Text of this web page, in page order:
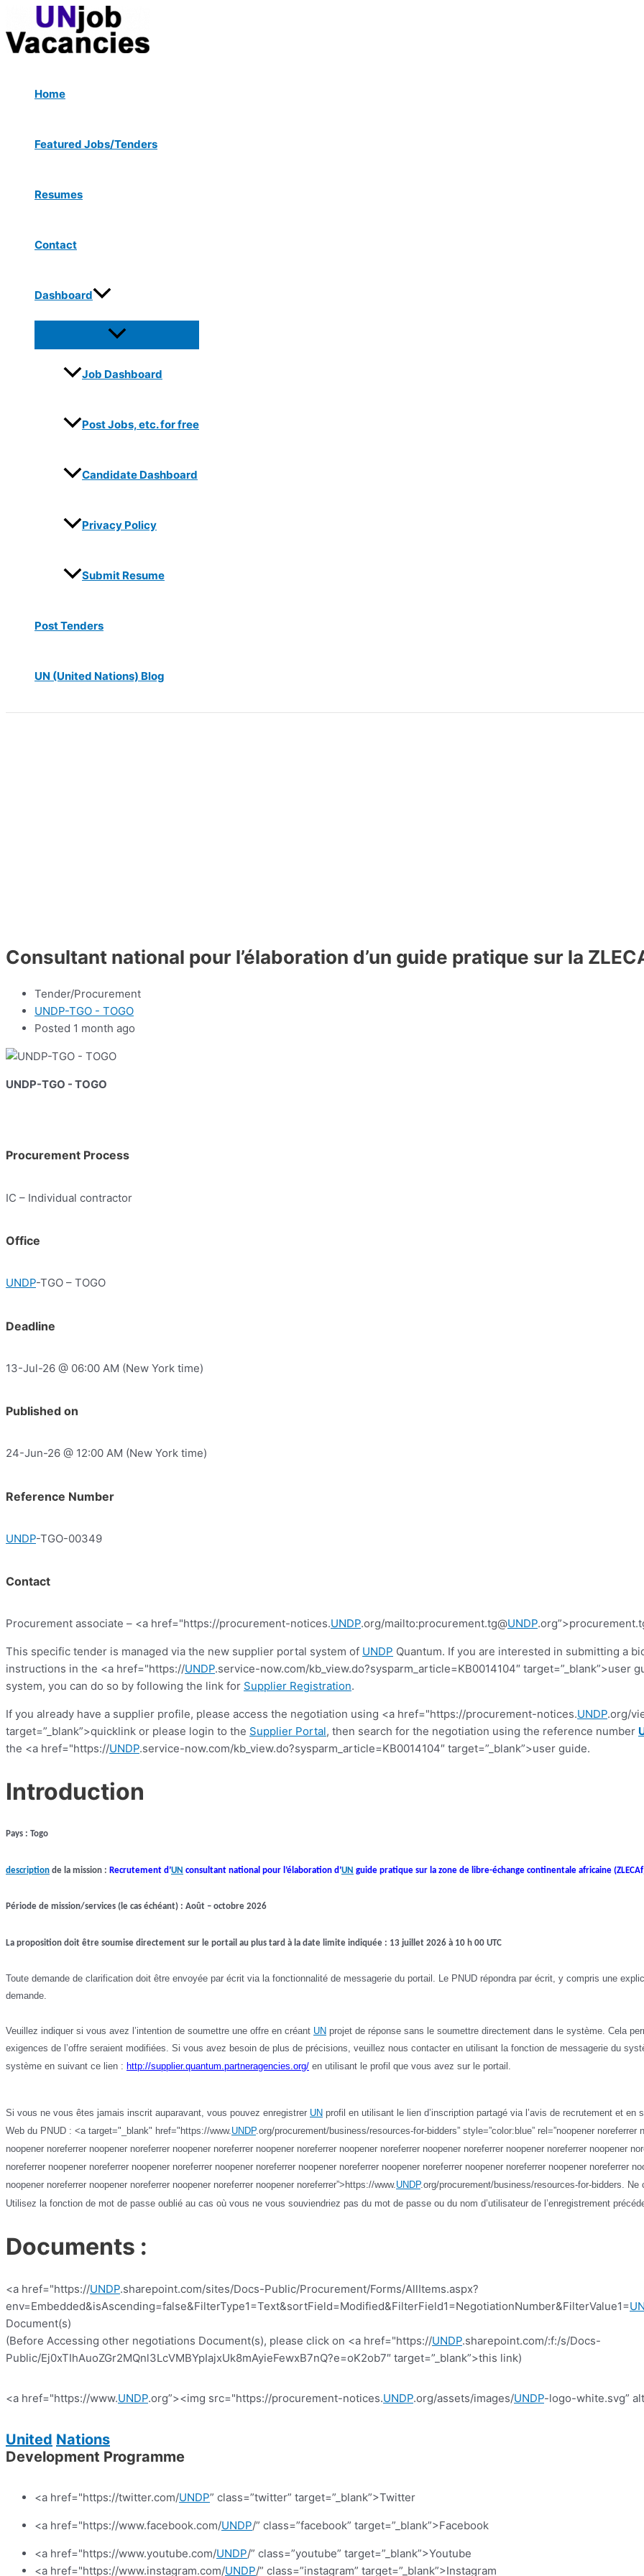
content
Home
Featured Jobs/Tenders
Resumes
Contact
Dashboard
Menu
Toggle
Job Dashboard
Post Jobs, etc. for free
Candidate Dashboard
Privacy Policy
Submit Resume
Post Tenders
UN (United Nations) Blog
Consultant national pour l’élaboration d’un guide pratique sur la
Tender/Procurement
UNDP-TGO - TOGO
Posted 1 month ago
UNDP-TGO - TOGO
Procurement Process
IC – Individual contractor
Office
UNDP-TGO – TOGO
Deadline
13-Jul-26 @ 06:00 AM (New York time)
Published on
24-Jun-26 @ 12:00 AM (New York time)
Reference Number
UNDP-TGO-00349
Contact
Procurement associate – <a href="https://procurement-notices.UNDP.org/mailto:procurement.tg@UNDP
This specific tender is managed via the new supplier portal system of UNDP Quantum. If you are interested in submitting a
instructions in the <a href="https://UNDP.service-now.com/kb_view.do?sysparm_article=KB0014104″
system, you can do so by following the link for Supplier Registration.
If you already have a supplier profile, please access the negotiation using <a href="https://procurement-notices.UNDP.org/
target=”_blank”>quicklink or please login to the Supplier Portal, then search for the negotiation using the reference number
the <a href="https://UNDP.service-now.com/kb_view.do?sysparm_article=KB0014104″ target=”_blank”>user guide.
Introduction
Pays : Togo
description de la mission : Recrutement d’UN consultant national pour l’élaboration d’UN guide pratique sur la zone de libre-échange continentale africaine
Période de mission/services (le cas échéant) : Août – octobre 2026
La proposition doit être soumise directement sur le portail au plus tard à la date limite indiquée : 13 juillet 2026 à 10 h 00 UTC
Toute demande de clarification doit être envoyée par écrit via la fonctionnalité de messagerie du portail. Le PNUD répondra par écrit, y compris une
demande.
Veuillez indiquer si vous avez l’intention de soumettre une offre en créant UN projet de réponse sans le soumettre directement dans le système. Cela
exigences de l’offre seraient modifiées. Si vous avez besoin de plus de précisions, veuillez nous contacter en utilisant la fonction de messagerie du
système en suivant ce lien : http://supplier.quantum.partneragencies.org/ en utilisant le profil que vous avez sur le portail.
Si vous ne vous êtes jamais inscrit auparavant, vous pouvez enregistrer UN profil en utilisant le lien d’inscription partagé via l’avis de recrutement et
Web du PNUD : <a target="_blank" href="https://www.UNDP.org/procurement/business/resources-for-bidders” style=”color:blue” rel=”noopener
noopener noreferrer noopener noreferrer noopener noreferrer noopener noreferrer noopener noreferrer noopener noreferrer noopener noreferrer noopener
noreferrer noopener noreferrer noopener noreferrer noopener noreferrer noopener noreferrer noopener noreferrer noopener noreferrer noopener noreferrer
noopener noreferrer noopener noreferrer noopener noreferrer noopener noreferrer”>https://www.UNDP.org/procurement/business/resources-for-bidders.
Utilisez la fonction de mot de passe oublié au cas où vous ne vous souviendriez pas du mot de passe ou du nom d’utilisateur de l’enregistrement
Documents :
<a href="https://UNDP.sharepoint.com/sites/Docs-Public/Procurement/Forms/AllItems.aspx?
env=Embedded&isAscending=false&FilterType1=Text&sortField=Modified&FilterField1=NegotiationNumber&FilterValue1=
Document(s)
(Before Accessing other negotiations Document(s), please click on <a href="https://UNDP.sharepoint.com/:f:/s/Docs-
Public/Ej0xTIhAuoZGr2MQnl3LcVMBYpIajxUk8mAyieFewxB7nQ?e=oK2ob7″ target=”_blank”>this link)
<a href="https://www.UNDP.org”><img src="https://procurement-notices.UNDP.org/assets/images/UNDP-logo-white.svg”
United Nations
Development Programme
<a href="https://twitter.com/UNDP” class=”twitter” target=”_blank”>Twitter
<a href="https://www.facebook.com/UNDP/” class=”facebook” target=”_blank”>Facebook
<a href="https://www.youtube.com/UNDP/” class=”youtube” target=”_blank”>Youtube
<a href="https://www.instagram.com/UNDP/” class=”instagram” target=”_blank”>Instagram
navigation